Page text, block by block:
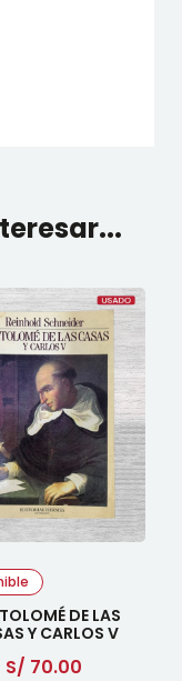
DE LAS
Y CARLOS V
S/ 70.00